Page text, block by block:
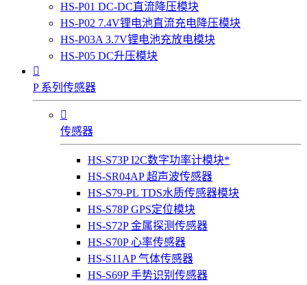
HS-P01 DC-DC直流降压模块
HS-P02 7.4V锂电池直流充电降压模块
HS-P03A 3.7V锂电池充放电模块
HS-P05 DC升压模块

P 系列传感器

传感器
HS-S73P I2C数字功率计模块*
HS-SR04AP 超声波传感器
HS-S79-PL TDS水质传感器模块
HS-S78P GPS定位模块
HS-S72P 金属探测传感器
HS-S70P 心率传感器
HS-S11AP 气体传感器
HS-S69P 手势识别传感器